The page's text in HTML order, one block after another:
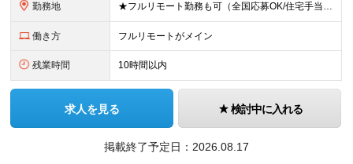
勤務地 ★フルリモート勤務も可（全国応募OK/住宅手当を支給します） ※案件によって常駐が必要になる場合があります。 ※希望がない限り、転勤はありません ※U・Iターン歓迎 ★ルトラの社員は全国各地で活躍中
働き方 フルリモートがメイン
残業時間 10時間以内
求人を見る 検討中に入れる
掲載終了予定日： 2026.08.17